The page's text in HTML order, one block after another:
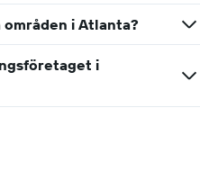
i Atlanta?
i